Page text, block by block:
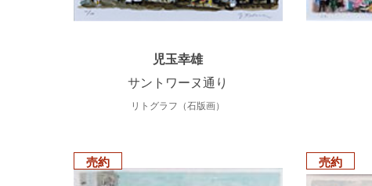
児玉幸雄
サントワーヌ通り
リトグラフ（石版画）
売約 売約